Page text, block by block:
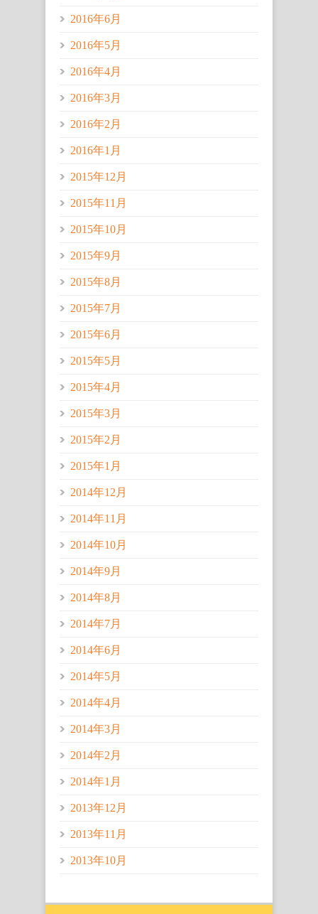
2016年6月
2016年5月
2016年4月
2016年3月
2016年2月
2016年1月
2015年12月
2015年11月
2015年10月
2015年9月
2015年8月
2015年7月
2015年6月
2015年5月
2015年4月
2015年3月
2015年2月
2015年1月
2014年12月
2014年11月
2014年10月
2014年9月
2014年8月
2014年7月
2014年6月
2014年5月
2014年4月
2014年3月
2014年2月
2014年1月
2013年12月
2013年11月
2013年10月